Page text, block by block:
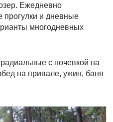
Ежедневно
прогулки и дневные
многодневных
с ночевкой на
на привале, ужин, баня